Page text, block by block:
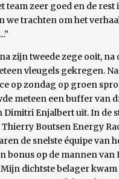
team zeer goed en de rest
we trachten om het
zijn tweede zege ooit, na
vleugels gekregen.
op zondag op groen
meteen een buffer van
Dimitri Enjalbert uit. In de
Thierry Boutsen Energy
de snelste équipe van
bonus op de mannen van
dichtste belager